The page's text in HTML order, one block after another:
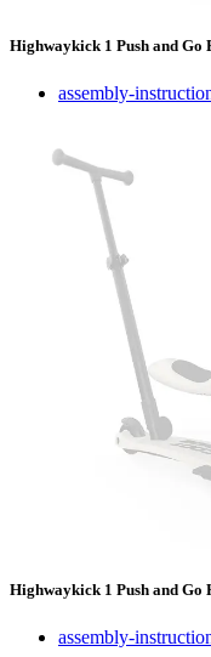
Highwaykick 1 Push and Go
assembly-
Highwaykick 1 Push and
assembly-